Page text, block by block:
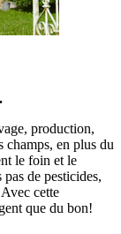
production,
champs, en plus du
le foin et le
de pesticides,
cette
que du bon!